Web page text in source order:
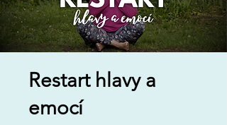
Restart hlavy a
emocí